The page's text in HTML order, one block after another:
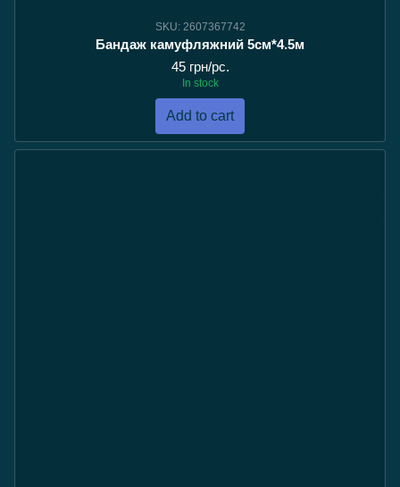
SKU: 2607367742
Бандаж камуфляжний 5см*4.5м
45 грн/pc.
In stock
Add to cart